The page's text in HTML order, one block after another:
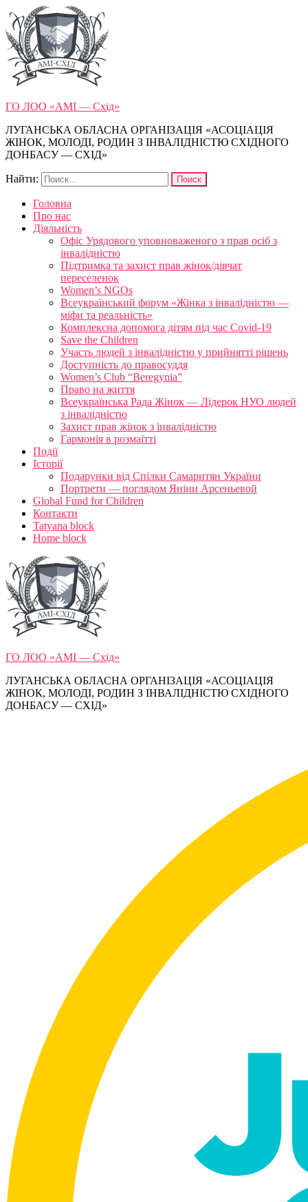
ГО ЛОО «АМІ — Схід»
ЛУГАНСЬКА ОБЛАСНА ОРГАНІЗАЦІЯ «АСОЦІАЦІЯ
ЖІНОК, МОЛОДІ, РОДИН З ІНВАЛІДНІСТЮ СХІДНОГО
ДОНБАСУ — СХІД»
Найти:
Головна
Про нас
Діяльність
Офіс Урядового уповноваженого з прав осіб з
інвалідністю
Підтримка та захист прав жінок/дівчат
переселенок
Women’s NGOs
Всеукраїнський форум «Жінка з інвалідністю —
міфи та реальність»
Комплексна допомога дітям під час Covid-19
Save the Children
Участь людей з інвалідністю у прийнятті рішень
Доступність до правосуддя
Women’s Club “Beregynia”
Право на життя
Всеукраїнська Рада Жінок — Лідерок НУО людей
з інвалідністю
Захист прав жінок з інвалідністю
Гармонія в розмаїтті
Події
Історії
Подарунки від Спілки Самаритян України
Портрети — поглядом Яніни Арсеньевой
Global Fund for Children
Контакти
Tatyana block
Home block
ГО ЛОО «АМІ — Схід»
ЛУГАНСЬКА ОБЛАСНА ОРГАНІЗАЦІЯ «АСОЦІАЦІЯ
ЖІНОК, МОЛОДІ, РОДИН З ІНВАЛІДНІСТЮ СХІДНОГО
ДОНБАСУ — СХІД»